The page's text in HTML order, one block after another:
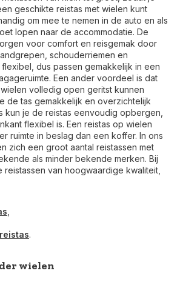
geschikte reistas met wielen kunt
om mee te nemen in de auto en als
lopen naar de accommodatie. De
voor comfort en reisgemak door
schouderriemen en
dus passen gemakkelijk in een
Een ander voordeel is dat
volledig open geritst kunnen
de tas gemakkelijk en overzichtelijk
kun je de reistas eenvoudig opbergen,
flexibel is. Een reistas op wielen
ruimte in beslag dan een koffer. In ons
zich een groot aantal reistassen met
als minder bekende merken. Bij
van hoogwaardige kwaliteit,
.
wielen